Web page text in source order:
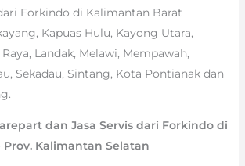
Forkindo di Kalimantan Barat
Kapuas Hulu, Kayong Utara,
Landak, Melawi, Mempawah,
Sekadau, Sintang, Kota Pontianak dan
dan Jasa Servis dari Forkindo di
Kalimantan Selatan